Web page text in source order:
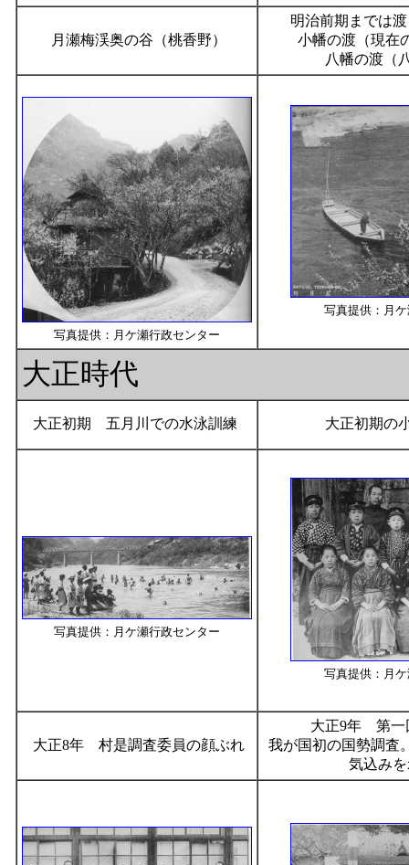
月瀬梅渓奥の谷（桃香野）
明治前期までは
小幡の渡（現在
八幡の渡（
写真提供：月ケ瀬行政センター
写真提供：月
大正時代
大正初期 五月川での水泳訓練 大正初期の
写真提供：月ケ瀬行政センター
写真提供：月
大正8年 村是調査委員の顔ぶれ
大正9年 第一
我が国初の国勢調査
気込み